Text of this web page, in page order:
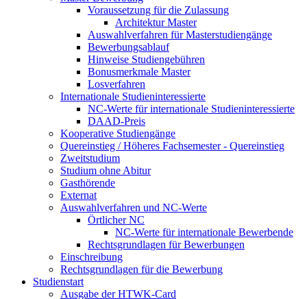
Voraussetzung für die Zulassung
Architektur Master
Auswahlverfahren für Masterstudiengänge
Bewerbungsablauf
Hinweise Studiengebühren
Bonusmerkmale Master
Losverfahren
Internationale Studieninteressierte
NC-Werte für internationale Studieninteressierte
DAAD-Preis
Kooperative Studiengänge
Quereinstieg / Höheres Fachsemester - Quereinstieg
Zweitstudium
Studium ohne Abitur
Gasthörende
Externat
Auswahlverfahren und NC-Werte
Örtlicher NC
NC-Werte für internationale Bewerbende
Rechtsgrundlagen für Bewerbungen
Einschreibung
Rechtsgrundlagen für die Bewerbung
Studienstart
Ausgabe der HTWK-Card